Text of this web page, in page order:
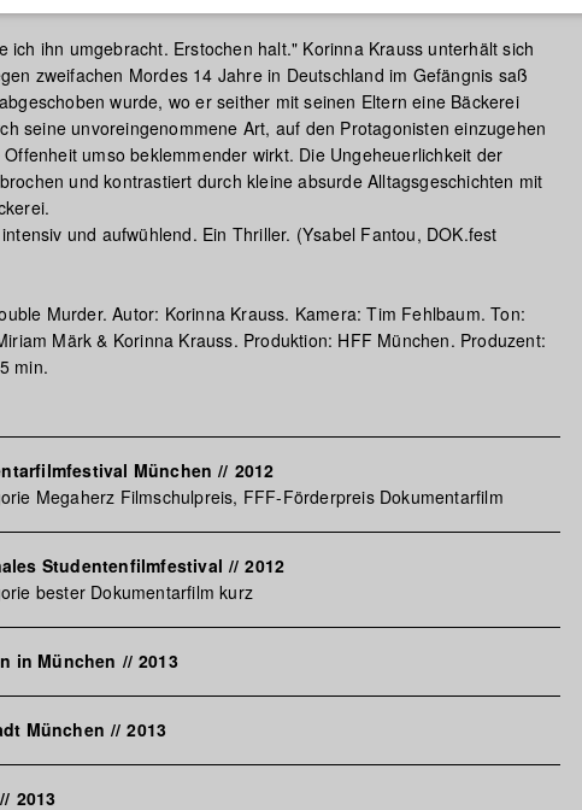
ich ihn umgebracht. Erstochen halt." Korinna Krauss unterhält sich
zweifachen Mordes 14 Jahre in Deutschland im Gefängnis saß
wurde, wo er seither mit seinen Eltern eine Bäckerei
seine unvoreingenommene Art, auf den Protagonisten einzugehen
umso beklemmender wirkt. Die Ungeheuerlichkeit der
und kontrastiert durch kleine absurde Alltagsgeschichten mit
und aufwühlend. Ein Thriller. (Ysabel Fantou, DOK.fest
Murder. Autor: Korinna Krauss. Kamera: Tim Fehlbaum. Ton:
Märk & Korinna Krauss. Produktion: HFF München. Produzent:
min.
München // 2012
Megaherz Filmschulpreis, FFF-Förderpreis Dokumentarfilm
Studentenfilmfestival // 2012
bester Dokumentarfilm kurz
in München // 2013
München // 2013
// 2013